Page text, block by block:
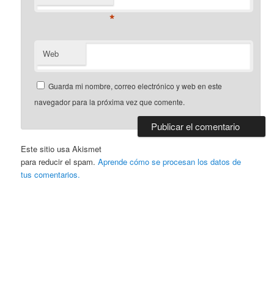
*
Web
Guarda mi nombre, correo electrónico y web en este
navegador para la próxima vez que comente.
Este sitio usa Akismet
para reducir el spam.Aprende cómo se procesan los datos de
tus comentarios.